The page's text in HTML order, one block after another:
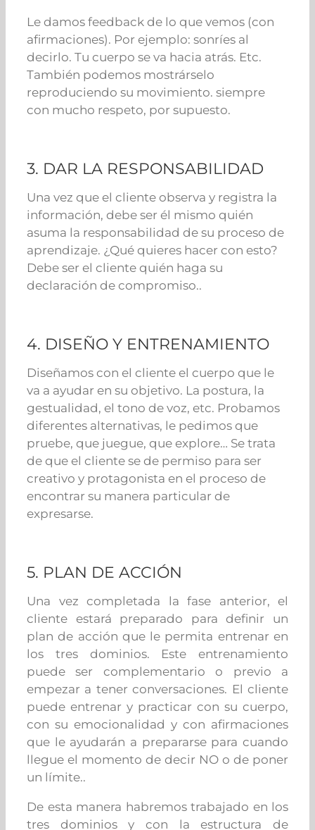
Le damos feedback de lo que vemos (con
afirmaciones). Por ejemplo: sonríes al
decirlo. Tu cuerpo se va hacia atrás. Etc.
También podemos mostrárselo
reproduciendo su movimiento. siempre
con mucho respeto, por supuesto.
3. DAR LA RESPONSABILIDAD
Una vez que el cliente observa y registra la
información, debe ser él mismo quién
asuma la responsabilidad de su proceso de
aprendizaje. ¿Qué quieres hacer con esto?
Debe ser el cliente quién haga su
declaración de compromiso..
4. DISEÑO Y ENTRENAMIENTO
Diseñamos con el cliente el cuerpo que le
va a ayudar en su objetivo. La postura, la
gestualidad, el tono de voz, etc. Probamos
diferentes alternativas, le pedimos que
pruebe, que juegue, que explore… Se trata
de que el cliente se de permiso para ser
creativo y protagonista en el proceso de
encontrar su manera particular de
expresarse.
5. PLAN DE ACCIÓN
Una vez completada la fase anterior, el
cliente estará preparado para definir un
plan de acción que le permita entrenar en
los tres dominios. Este entrenamiento
puede ser complementario o previo a
empezar a tener conversaciones. El cliente
puede entrenar y practicar con su cuerpo,
con su emocionalidad y con afirmaciones
que le ayudarán a prepararse para cuando
llegue el momento de decir NO o de poner
un límite..
De esta manera habremos trabajado en los
tres dominios y con la estructura de